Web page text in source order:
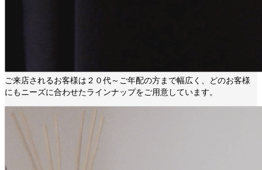
ご来店されるお客様は２０代～ご年配の方まで幅広く、どのお客様
にもニーズに合わせたラインナップをご用意しています。